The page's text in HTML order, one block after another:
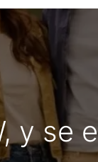
y se